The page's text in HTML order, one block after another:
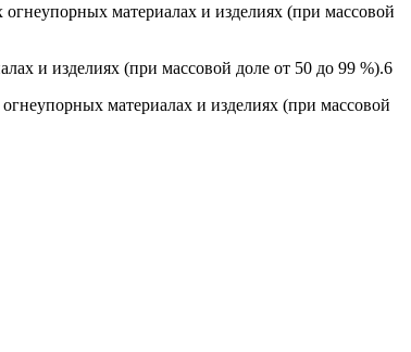
материалах и изделиях (при массовой
и изделиях (при массовой доле от 50 до 99 %).6
материалах и изделиях (при массовой